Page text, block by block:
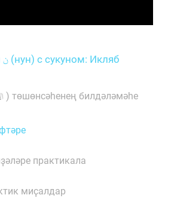
(нун) с сукуном: Икляб
) төшөнсәһенең билдәләмәһе
практикала
миҫалдар